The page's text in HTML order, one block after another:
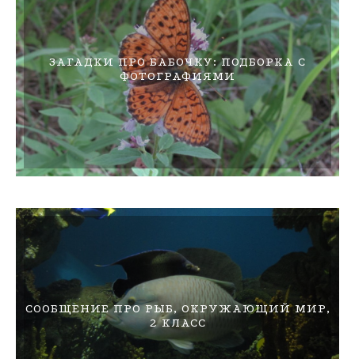
ЗАГАДКИ ПРО БАБОЧКУ: ПОДБОРКА С
ФОТОГРАФИЯМИ
СООБЩЕНИЕ ПРО РЫБ, ОКРУЖАЮЩИЙ МИР,
2 КЛАСС